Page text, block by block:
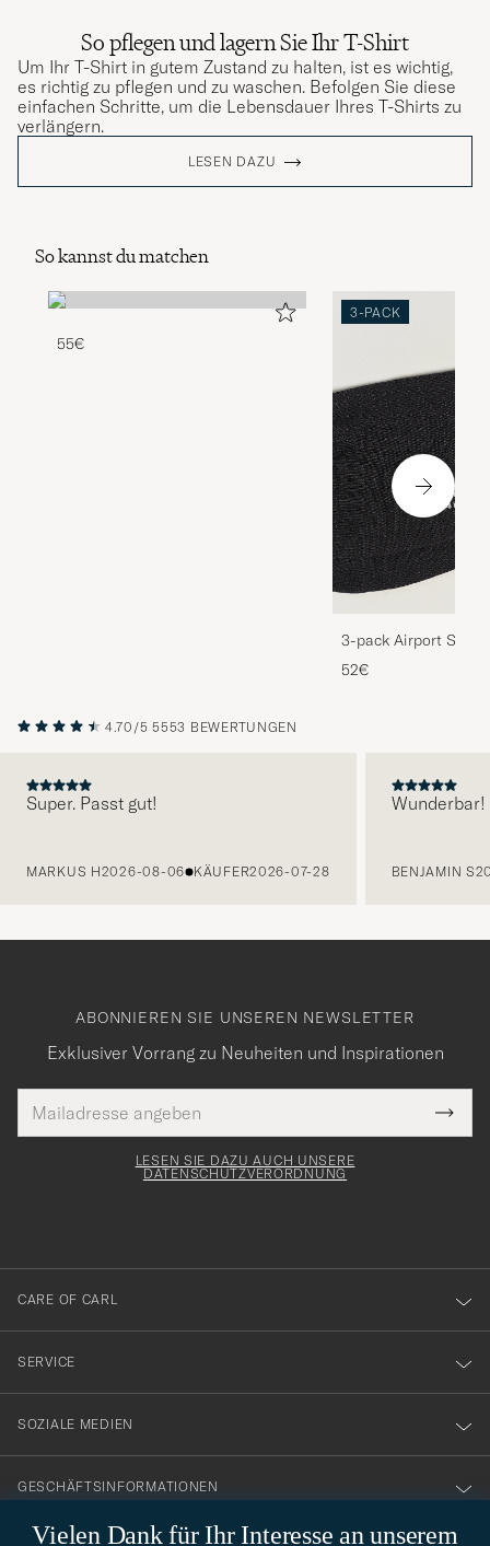
So pflegen und lagern Sie Ihr T-Shirt
Um Ihr T-Shirt in gutem Zustand zu halten, ist es wichtig,
es richtig zu pflegen und zu waschen. Befolgen Sie diese
einfachen Schritte, um die Lebensdauer Ihres T-Shirts zu
verlängern.
LESEN DAZU
So kannst du matchen
55€
3-PACK
3-pack Airport
Melange
52€
4.70/5 5553 BEWERTUNGEN
Super. Passt gut!
MARKUS H2026-08-06 KÄUFER2026-07-28
Wunderbar!
BENJAMIN S
Vielen Dank für Ihr Interesse an unserem
ABONNIEREN SIE UNSEREN NEWSLETTER
Exklusiver Vorrang zu Neuheiten und Inspirationen
Mail
Adresse
Tack
för
dig
till
vårt
nyhetsbrev!
LESEN SIE DAZU AUCH UNSERE
DATENSCHUTZVERORDNUNG
CARE OF CARL
SERVICE
SOZIALE MEDIEN
GESCHÄFTSINFORMATIONEN